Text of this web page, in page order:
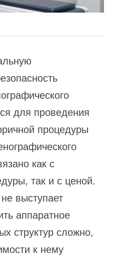
для проведения
процедуры
как с
так и с ценой.
выступает
аппаратное
структур сложно,
к нему